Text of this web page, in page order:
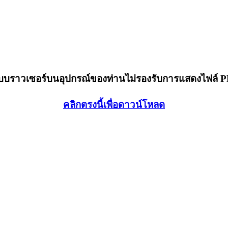
บราวเซอร์บนอุปกรณ์ของท่านไม่รองรับการแสดงไฟล์
คลิกตรงนี้เพื่อดาวน์โหลด